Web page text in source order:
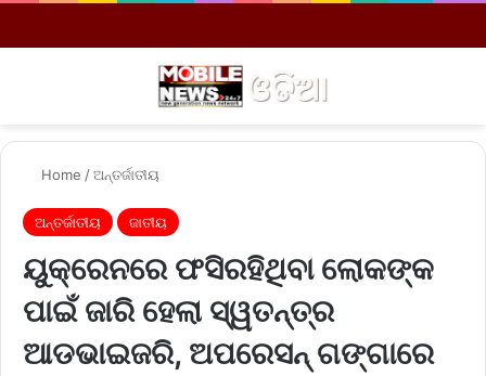
Home /ଅନ୍ତର୍ଜାତୀୟ
ଅନ୍ତର୍ଜାତୀୟ ଜାତୀୟ
ୟୁକ୍ରେନରେ ଫସିରହିଥିବା ଲୋକଙ୍କ
ପାଇଁ ଜାରି ହେଲା ସ୍ୱତନ୍ତ୍ର
ଆଡଭାଇଜରି, ଅପରେସନ୍ ଗଙ୍ଗାରେ